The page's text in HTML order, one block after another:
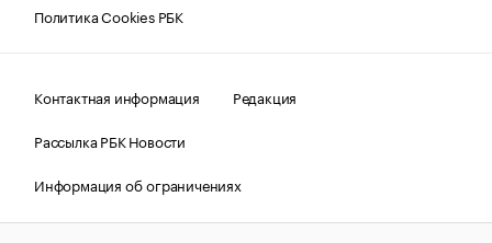
Политика Cookies РБК
Контактная информация
Редакция
Рассылка РБК Новости
Информация об ограничениях
Правовая информация
О соблюдении авторских прав